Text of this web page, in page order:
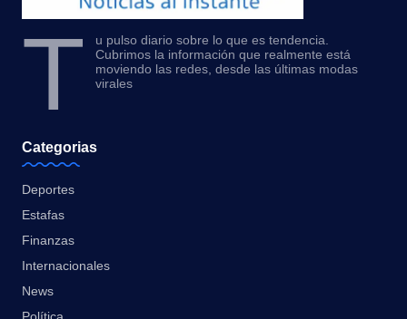
T
u pulso diario sobre lo que es tendencia.
Cubrimos la información que realmente está
moviendo las redes, desde las últimas modas
virales
Categorias
Deportes
Estafas
Finanzas
Internacionales
News
Política